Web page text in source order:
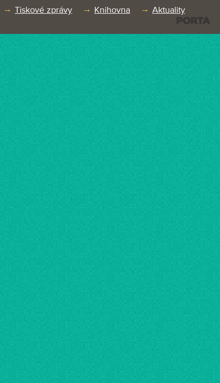
Tiskové zprávy
Knihovna Aktuality